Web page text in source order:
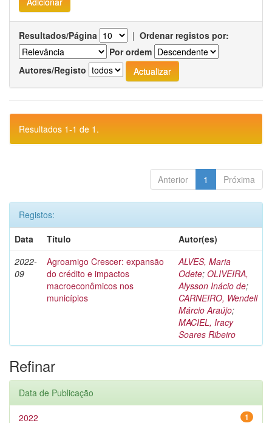
Resultados/Página | Ordenar registos por:
Por ordem
Autores/Registo
Resultados 1-1 de 1.
Anterior 1 Próxima
Registos:
Data
Título
Autor(es)
2022-
09
Agroamigo Crescer: expansão
do crédito e impactos
macroeconômicos nos
municípios
ALVES, Maria
Odete; OLIVEIRA,
Alysson Inácio de;
CARNEIRO, Wendell
Márcio Araújo;
MACIEL, Iracy
Soares Ribeiro
Refinar
Data de Publicação
1
2022